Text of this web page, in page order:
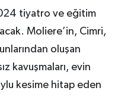
tiyatro ve eğitim
Moliere’in, Cimri,
oluşan
kavuşmaları, evin
kesime hitap eden